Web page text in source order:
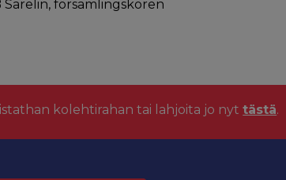
Sarelin, församlingskören
kolehtirahan tai lahjoita jo nyttästä.